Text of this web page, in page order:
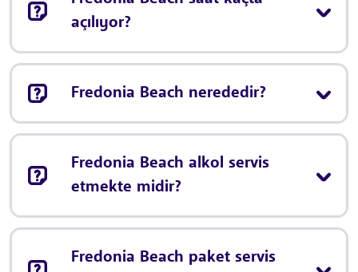
açılıyor?
Fredonia Beach nerededir?
Fredonia Beach alkol servis
etmekte midir?
Fredonia Beach paket servis